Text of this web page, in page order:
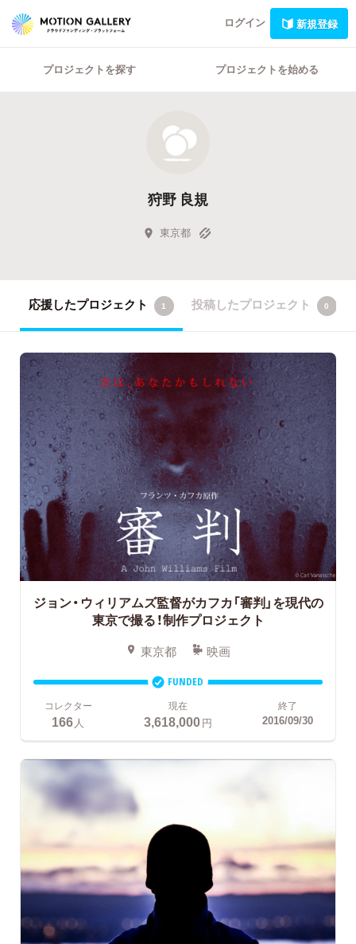
ログイン 新規登録
プロジェクトを探す プロジェクトを始める
狩野 良規
東京都
応援したプロジェクト 1 投稿したプロジェクト 0
ジョン・ウィリアムズ監督がカフカ「審判」を現代の
東京で撮る！制作プロジェクト
東京都 映画
FUNDED
コレクター
166 人
現在
3,618,000円
終了
2016/09/30